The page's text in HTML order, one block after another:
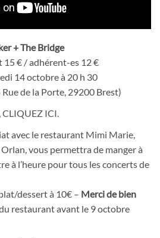
+ The Bridge
15 € / adhérent-es 12 €
14 octobre à 20 h 30
de la Porte, 29200 Brest)
CLIQUEZ ICI.
avec le restaurant Mimi Marie,
vous permettra de manger à
à l’heure pour tous les concerts de
dessert à 10€ – Merci de bien
restaurant avant le 9 octobre